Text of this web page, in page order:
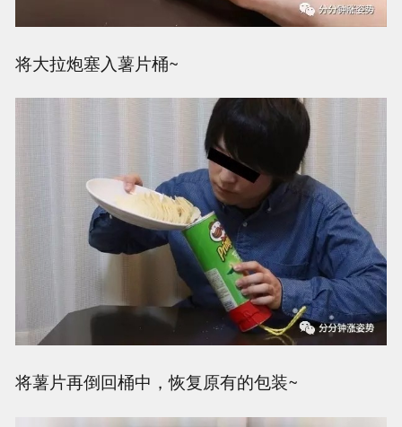
将大拉炮塞入薯片桶~
将薯片再倒回桶中，恢复原有的包装~